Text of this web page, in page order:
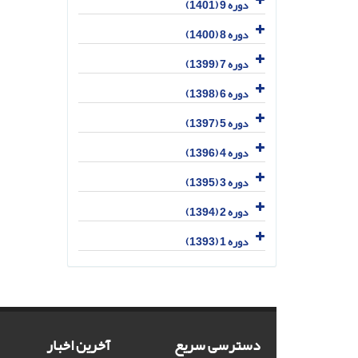
دوره 9 (1401)
دوره 8 (1400)
دوره 7 (1399)
دوره 6 (1398)
دوره 5 (1397)
دوره 4 (1396)
دوره 3 (1395)
دوره 2 (1394)
دوره 1 (1393)
دسترسی سریع آخرین اخبار